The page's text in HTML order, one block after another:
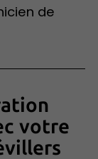
de
votre